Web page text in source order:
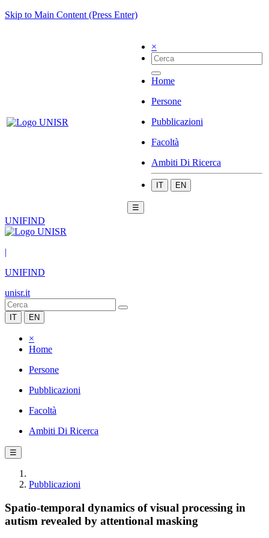
Skip to Main Content (Press Enter)
×
Home
Persone
Pubblicazioni
Facoltà
Ambiti Di Ricerca
IT EN
☰
UNIFIND
|
UNIFIND
unisr.it
IT EN
×
Home
Persone
Pubblicazioni
Facoltà
Ambiti Di Ricerca
☰
Pubblicazioni
Spatio-temporal dynamics of visual processing in
autism revealed by attentional masking